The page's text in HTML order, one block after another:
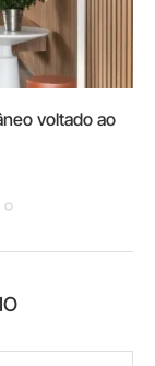
voltado ao